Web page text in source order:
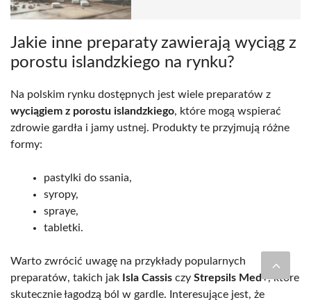
Jakie inne preparaty zawierają wyciąg z
porostu islandzkiego na rynku?
Na polskim rynku dostępnych jest wiele preparatów z
wyciągiem z porostu islandzkiego, które mogą wspierać
zdrowie gardła i jamy ustnej. Produkty te przyjmują różne
formy:
pastylki do ssania,
syropy,
spraye,
tabletki.
Warto zwrócić uwagę na przykłady popularnych
preparatów, takich jak Isla Cassis czy Strepsils Med+, które
skutecznie łagodzą ból w gardle. Interesujące jest, że